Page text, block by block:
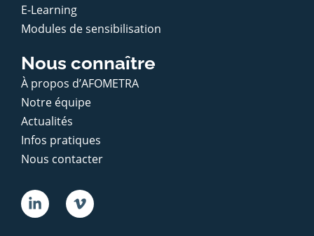
E-Learning
Modules de sensibilisation
Nous connaître
À propos d’AFOMETRA
Notre équipe
Actualités
Infos pratiques
Nous contacter